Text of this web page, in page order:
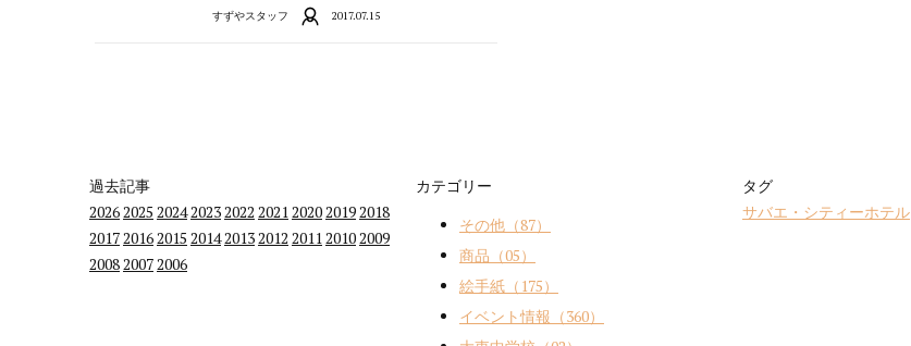
すずやスタッフ 2017.07.15
過去記事
20262025 202420232022 2021202020192018
201720162015 201420132012 201120102009
200820072006
カテゴリー
その他（87）
商品（05）
絵手紙（175）
イベント情報（360）
タグ
サバエ・シティーホテル